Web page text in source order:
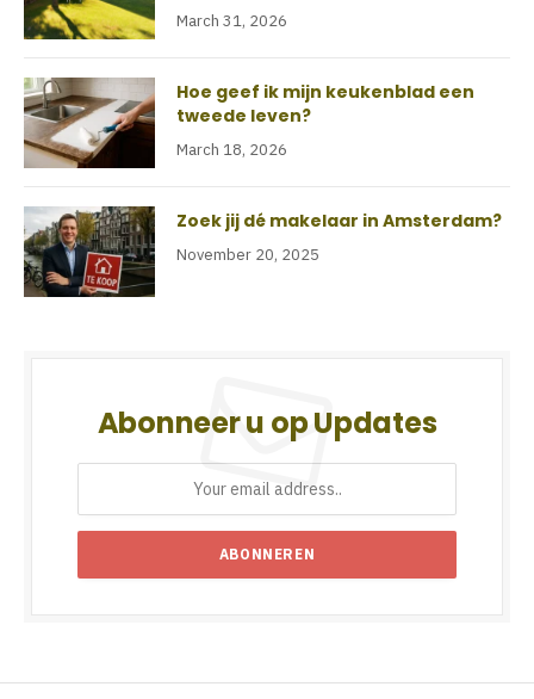
March 31, 2026
Hoe geef ik mijn keukenblad een
tweede leven?
March 18, 2026
Zoek jij dé makelaar in Amsterdam?
November 20, 2025
Abonneer u op Updates